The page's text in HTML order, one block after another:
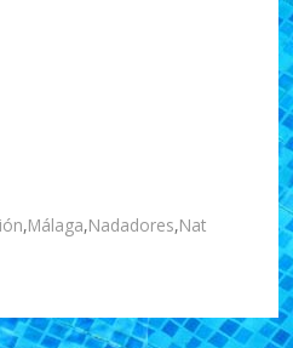
,Málaga,Nadadores,Nat